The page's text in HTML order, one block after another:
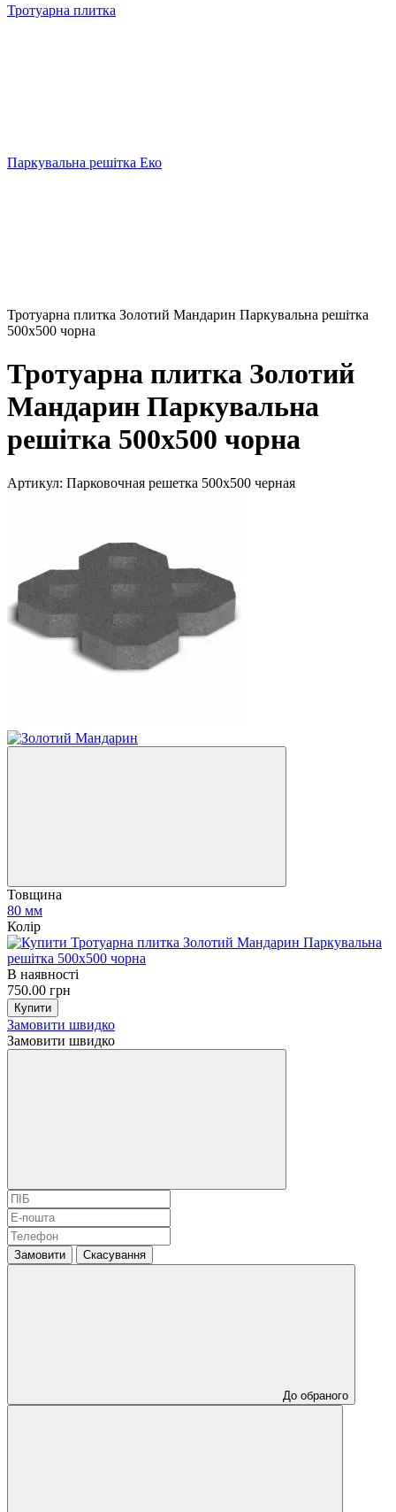
Тротуарна плитка
Паркувальна решітка Еко
Тротуарна плитка Золотий Мандарин Паркувальна решітка
500х500 чорна
Тротуарна плитка Золотий
Мандарин Паркувальна
решітка 500х500 чорна
Артикул: Парковочная решетка 500х500 черная
Товщина
80 мм
Колір
В наявності
750.00 грн
Купити
Замовити швидко
Замовити швидко
Замовити Скасування
До обраного